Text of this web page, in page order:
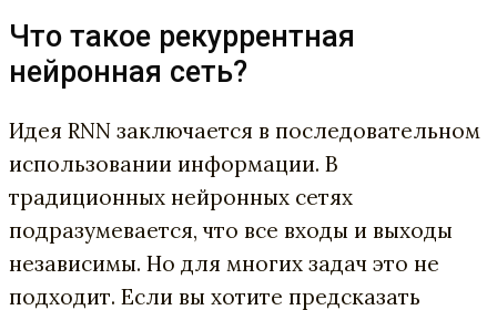
Что такое рекуррентная
нейронная сеть?
Идея RNN заключается в последовательном
использовании информации. В
традиционных нейронных сетях
подразумевается, что все входы и выходы
независимы. Но для многих задач это не
подходит. Если вы хотите предсказать